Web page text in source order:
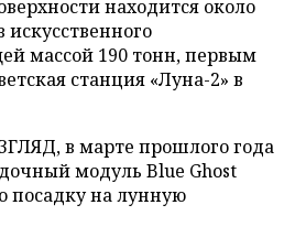
находится около
искусственного
массой 190 тонн, первым
станция «Луна-2» в
в марте прошлого года
модуль Blue Ghost
посадку на лунную